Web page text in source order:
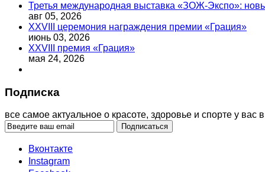
Третья международная выставка «ЗОЖ-Экспо»:
авг 05, 2026
XXVIII церемония награждения премии «Грация»
июнь 03, 2026
XXVIII премия «Грация»
мая 24, 2026
Подписка
все самое актуальное о красоте, здоровье и спорте у вас
Вконтакте
Instagram